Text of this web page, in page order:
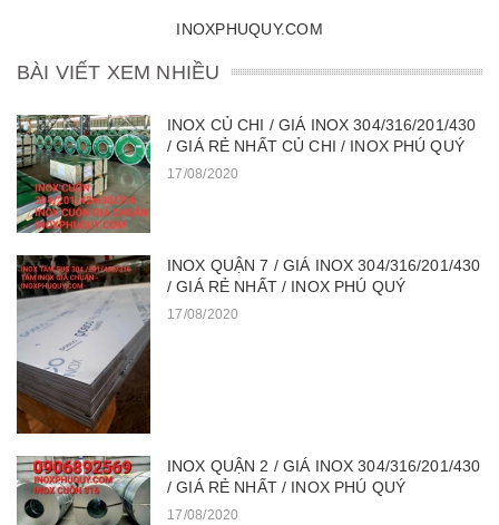
INOXPHUQUY.COM
BÀI VIẾT XEM NHIỀU
INOX CỦ CHI / GIÁ INOX 304/316/201/430
/ GIÁ RẺ NHẤT CỦ CHI / INOX PHÚ QUÝ
17/08/2020
INOX QUẬN 7 / GIÁ INOX 304/316/201/430
/ GIÁ RẺ NHẤT / INOX PHÚ QUÝ
17/08/2020
INOX QUẬN 2 / GIÁ INOX 304/316/201/430
/ GIÁ RẺ NHẤT / INOX PHÚ QUÝ
17/08/2020